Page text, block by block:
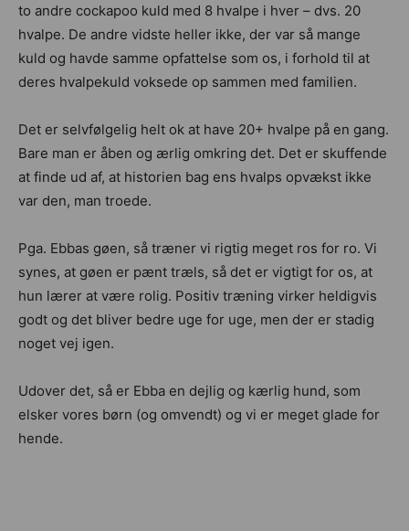
to andre cockapoo kuld med 8 hvalpe i hver – dvs. 20
hvalpe. De andre vidste heller ikke, der var så mange
kuld og havde samme opfattelse som os, i forhold til at
deres hvalpekuld voksede op sammen med familien.
Det er selvfølgelig helt ok at have 20+ hvalpe på en gang.
Bare man er åben og ærlig omkring det. Det er skuffende
at finde ud af, at historien bag ens hvalps opvækst ikke
var den, man troede.
Pga. Ebbas gøen, så træner vi rigtig meget ros for ro. Vi
synes, at gøen er pænt træls, så det er vigtigt for os, at
hun lærer at være rolig. Positiv træning virker heldigvis
godt og det bliver bedre uge for uge, men der er stadig
noget vej igen.
Udover det, så er Ebba en dejlig og kærlig hund, som
elsker vores børn (og omvendt) og vi er meget glade for
hende.